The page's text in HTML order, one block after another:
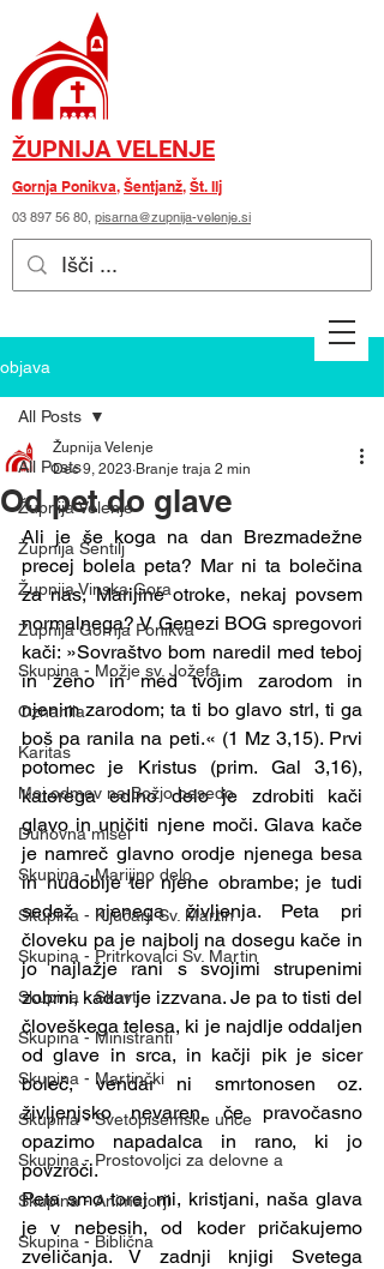
ŽUPNIJA VELENJE
Gornja Ponikva, Šentjanž, Št. Ilj
03 897 56 80, pisarna@zupnija-velenje.si
objava
All Posts
Župnija Velenje
Župnija Šentilj
Župnija Vinska Gora
Župnija Gornja Ponikva
Skupina - Možje sv. Jožefa
Oznanila
Karitas
Moj odmev na Božjo besedo
Duhovna misel
Skupina - Marijino delo
Skupina - Ključarji Sv. Martin
Skupina - Pritrkovalci Sv. Martin
Skupina - Skavti
Skupina - Ministranti
Skupina - Martinčki
Skupina - Svetopisemske urice
Skupina - Prostovoljci za delovne a
Skupina - Animatorji
Skupina - Biblična
All Posts
Od pet do glave
Župnija Velenje
Dec 9, 2023 Branje traja 2 min
Ali je še koga na dan Brezmadežne
precej bolela peta? Mar ni ta bolečina
za nas, Marijine otroke, nekaj povsem
normalnega? V Genezi BOG spregovori
kači: »Sovraštvo bom naredil med teboj
in ženo in med tvojim zarodom in
njenim zarodom; ta ti bo glavo strl, ti ga
boš pa ranila na peti.« (1 Mz 3,15). Prvi
potomec je Kristus (prim. Gal 3,16),
katerega edino delo je zdrobiti kači
glavo in uničiti njene moči. Glava kače
je namreč glavno orodje njenega besa
in hudobije ter njene obrambe; je tudi
sedež njenega življenja. Peta pri
človeku pa je najbolj na dosegu kače in
jo najlažje rani s svojimi strupenimi
zobmi, kadar je izzvana. Je pa to tisti del
človeškega telesa, ki je najdlje oddaljen
od glave in srca, in kačji pik je sicer
boleč, vendar ni smrtonosen oz.
življenjsko nevaren, če pravočasno
opazimo napadalca in rano, ki jo
povzroči.
Peta smo torej mi, kristjani, naša glava
je v nebesih, od koder pričakujemo
zveličanja. V zadnji knjigi Svetega